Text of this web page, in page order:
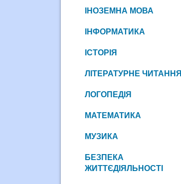
ІНОЗЕМНА МОВА
ІНФОРМАТИКА
ІСТОРІЯ
ЛІТЕРАТУРНЕ ЧИТАННЯ
ЛОГОПЕДІЯ
МАТЕМАТИКА
МУЗИКА
БЕЗПЕКА
ЖИТТЄДІЯЛЬНОСТІ